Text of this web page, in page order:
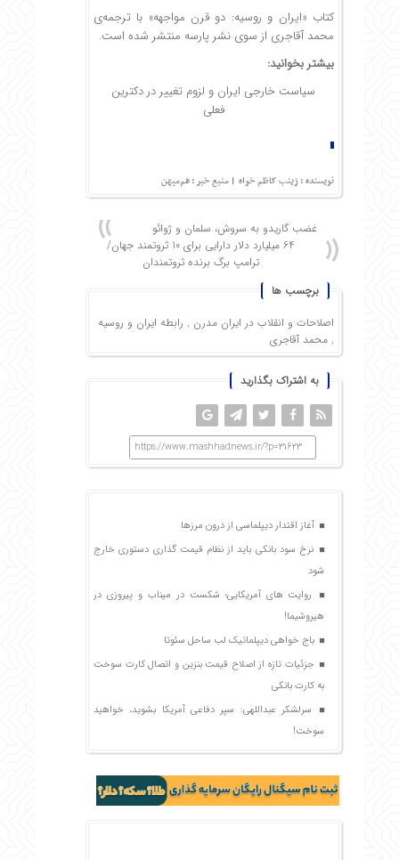
کتاب «ایران و روسیه: دو قرن مواجهه» با ترجمه‌ی
محمد آقاجری از سوی نشر پارسه منتشر شده است.
بیشتر بخوانید:
سیاست خارجی ایران و لزوم تغییر در دکترین
فعلی
نویسنده : زینب کاظم خواه | منبع خبر : هم‌میهن
غضب گاریدو به سروش، سلمان و ژوائو
64 میلیارد دلار دارایی برای 10 ثروتمند جهان/
ترامپ برگ برنده ثروتمندان
برچسب ها
اصلاحات و انقلاب در ایران مدرن , رابطه‌ ایران و روسیه
, محمد آقاجری
به اشتراک بگذارید
https://www.mashhadnews.ir/?p=31623
آغاز اقتدار دیپلماسی از درون مرزها
نرخ سود بانکی باید از نظام قیمت گذاری دستوری خارج
شود
روایت های آمریکایی؛ شکست در میناب و پیروزی در
هیروشیما!
باج خواهی دیپلماتیک لب ساحل سئوتا
جزئیات تازه از اصلاح قیمت بنزین و اتصال کارت سوخت
به کارت بانکی
سرلشکر عبداللهی: سپر دفاعی آمریکا بشوید، خواهید
سوخت!